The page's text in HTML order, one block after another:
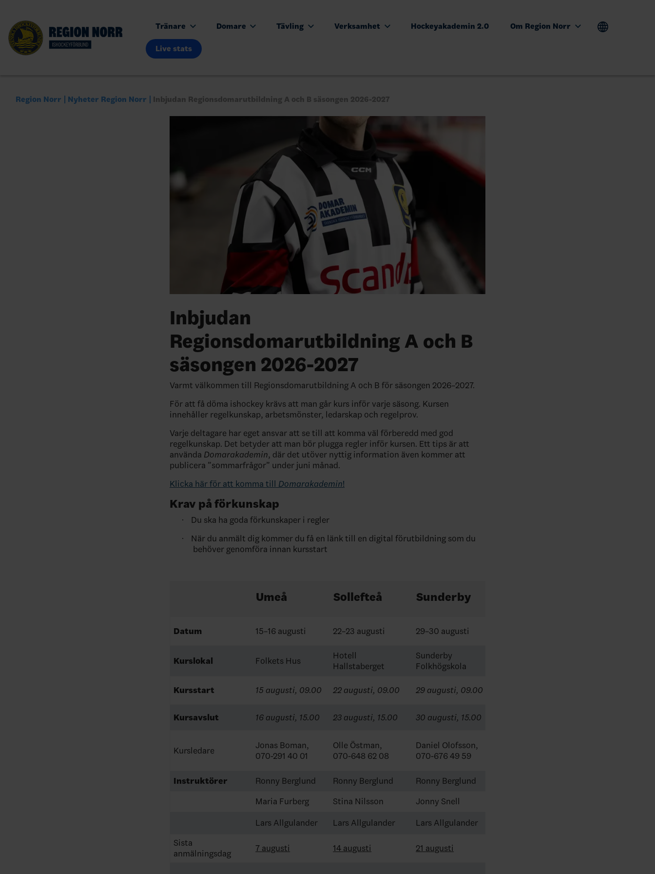
Tränare Domare Tävling Verksamhet Hockeyakademin 2.0 Om Region Norr
Live stats
Region Norr Nyheter Region Norr Inbjudan Regionsdomarutbildning A och B säsongen 2026-2027
Inbjudan
Regionsdomarutbildning A och B
säsongen 2026-2027
Varmt välkommen till Regionsdomarutbildning A och B för säsongen 2026–2027.
För att få döma ishockey krävs att man går kurs inför varje säsong. Kursen
innehåller regelkunskap, arbetsmönster, ledarskap och regelprov.
Varje deltagare har eget ansvar att se till att komma väl förberedd med god
regelkunskap. Det betyder att man bör plugga regler inför kursen. Ett tips är att
använda Domarakademin, där det utöver nyttig information även kommer att
publicera ”sommarfrågor” under juni månad.
Klicka här för att komma till Domarakademin!
Krav på förkunskap
· Du ska ha goda förkunskaper i regler
·
När du anmält dig kommer du få en länk till en digital förutbildning som du
behöver genomföra innan kursstart
Umeå Sollefteå Sunderby
Datum 15–16 augusti 22–23 augusti 29–30 augusti
Kurslokal Folkets Hus
Hotell
Hallstaberget
Sunderby
Folkhögskola
Kursstart 15 augusti, 09.00 22 augusti, 09.00 29 augusti, 09.00
Kursavslut 16 augusti, 15.00 23 augusti, 15.00 30 augusti, 15.00
Kursledare
Jonas Boman,
070-291 40 01
Olle Östman,
070-648 62 08
Daniel Olofsson,
070-676 49 59
Instruktörer Ronny Berglund Ronny Berglund
Ronny Berglund
Maria Furberg
Stina Nilsson
Jonny Snell
Lars Allgulander
Lars Allgulander
Lars Allgulander
Sista
anmälningsdag
7 augusti 14 augusti 21 augusti